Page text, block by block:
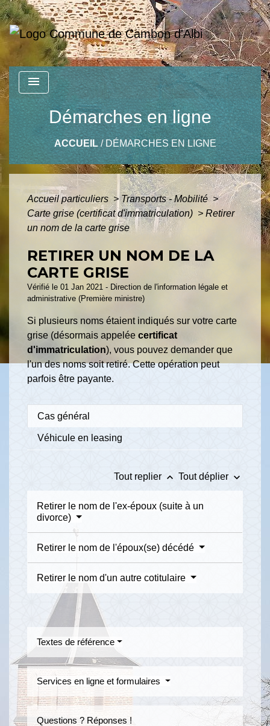
menu
Démarches en ligne
ACCUEIL/DÉMARCHES EN LIGNE
Accueil particuliers > Transports - Mobilité >
Carte grise (certificat d'immatriculation) > Retirer
un nom de la carte grise
RETIRER UN NOM DE LA
CARTE GRISE
Vérifié le 01 Jan 2021 - Direction de l'information légale et
administrative (Première ministre)
Si plusieurs noms étaient indiqués sur votre carte
grise (désormais appelée certificat
d'immatriculation), vous pouvez demander que
l'un des noms soit retiré. Cette opération peut
parfois être payante.
Cas général
Véhicule en leasing
Tout replier keyboard_arrow_up Tout déplier keyboard_arrow_down
Retirer le nom de l'ex-époux (suite à un
divorce)
Retirer le nom de l'époux(se) décédé
Retirer le nom d'un autre cotitulaire
Textes de référence
Services en ligne et formulaires
Questions ? Réponses !